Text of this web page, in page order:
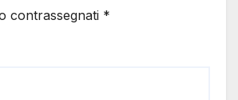
contrassegnati *